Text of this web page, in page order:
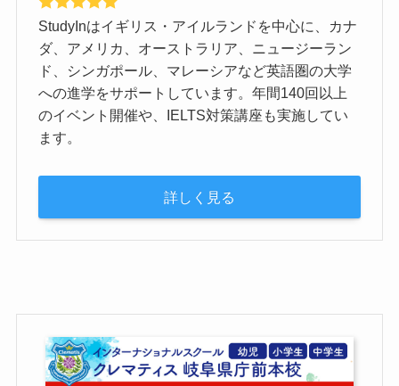
StudyInはイギリス・アイルランドを中心に、カナ
ダ、アメリカ、オーストラリア、ニュージーラン
ド、シンガポール、マレーシアなど英語圏の大学
への進学をサポートしています。年間140回以上
のイベント開催や、IELTS対策講座も実施してい
ます。
詳しく見る